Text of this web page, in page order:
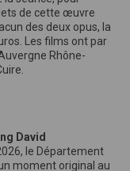
de cette œuvre
des deux opus, la
Les films ont par
Rhône-
David
le Département
moment original au